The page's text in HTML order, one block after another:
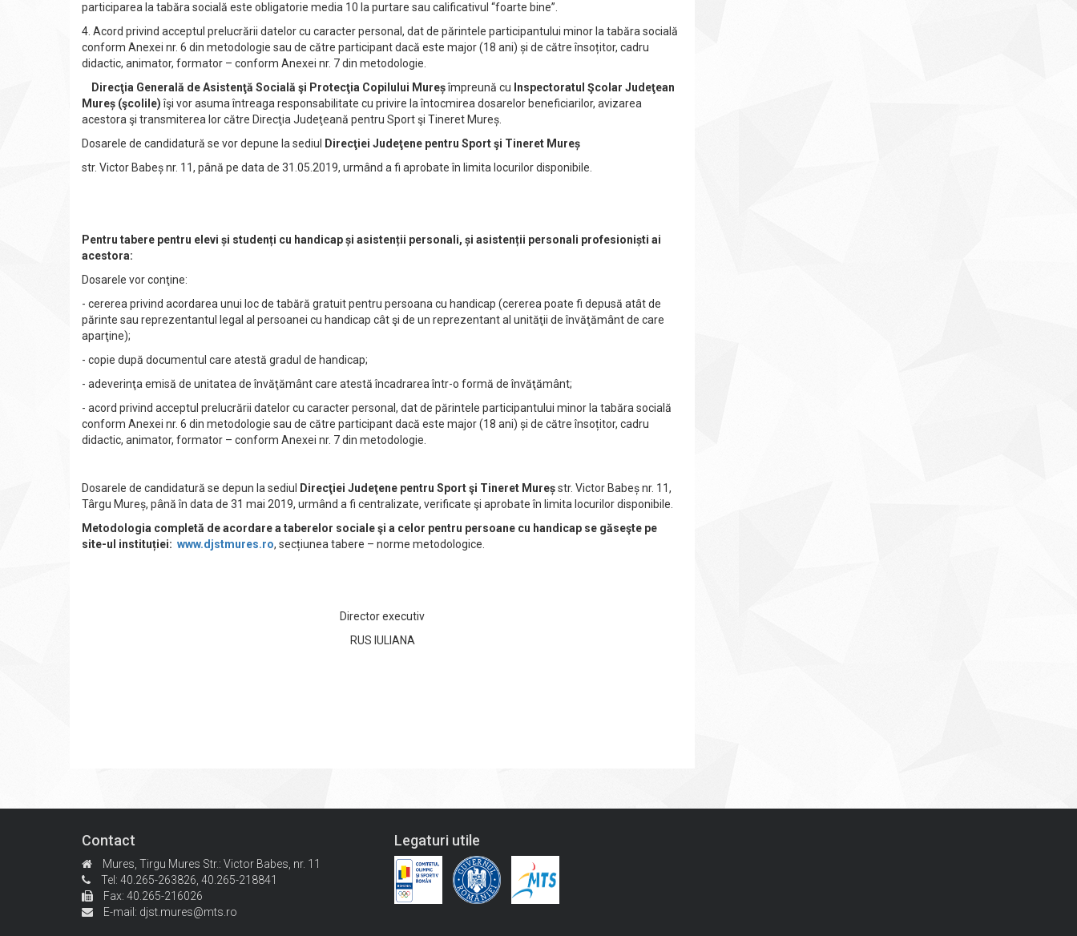
participarea la tabăra socială este obligatorie media 10 la purtare sau calificativul “foarte bine”.
4. Acord privind acceptul prelucrării datelor cu caracter personal, dat de părintele participantului minor la tabăra socială
conform Anexei nr. 6 din metodologie sau de către participant dacă este major (18 ani) și de către însoțitor, cadru
didactic, animator, formator – conform Anexei nr. 7 din metodologie.
Direcţia Generală de Asistenţă Socială şi Protecţia Copilului Mureșîmpreună cu Inspectoratul Şcolar Judeţean
Mureș (şcolile)îşi vor asuma întreaga responsabilitate cu privire la întocmirea dosarelor beneficiarilor, avizarea
acestora şi transmiterea lor către Direcţia Judeţeană pentru Sport şi Tineret Mureș.
Dosarele de candidatură se vor depune la sediul
Direcţiei Judeţene pentru Sport şi Tineret Mureș
str. Victor Babeș nr. 11, până pe data de 31.05.2019, urmând a fi aprobate în limita locurilor disponibile.
Pentru tabere pentru elevi și studenți cu handicap și asistenții personali, și asistenții personali profesioniști ai
acestora:
Dosarele vor conţine:
- cererea privind acordarea unui loc de tabără gratuit pentru persoana cu handicap (cererea poate fi depusă atât de
părinte sau reprezentantul legal al persoanei cu handicap cât şi de un reprezentant al unităţii de învăţământ de care
aparţine);
- copie după documentul care atestă gradul de handicap;
- adeverinţa emisă de unitatea de învăţământ care atestă încadrarea într-o formă de învăţământ;
- acord privind acceptul prelucrării datelor cu caracter personal, dat de părintele participantului minor la tabăra socială
conform Anexei nr. 6 din metodologie sau de către participant dacă este major (18 ani) și de către însoțitor, cadru
didactic, animator, formator – conform Anexei nr. 7 din metodologie.
Dosarele de candidatură se depun la sediul Direcţiei Judeţene pentru Sport şi Tineret Mureșstr. Victor Babeș nr. 11,
Târgu Mureș, până în data de 31 mai 2019, urmând a fi centralizate, verificate şi aprobate în limita locurilor disponibile.
Metodologia completă de acordare a taberelor sociale şi a celor pentru persoane cu handicap se găseşte pe
site-ul instituției: www.djstmures.ro, secțiunea tabere – norme metodologice.
Director executiv
RUS IULIANA
Contact
Mures, Tirgu Mures Str.: Victor Babes, nr. 11
Tel: 40.265-263826, 40.265-218841
Fax: 40.265-216026
E-mail: djst.mures@mts.ro
Legaturi utile